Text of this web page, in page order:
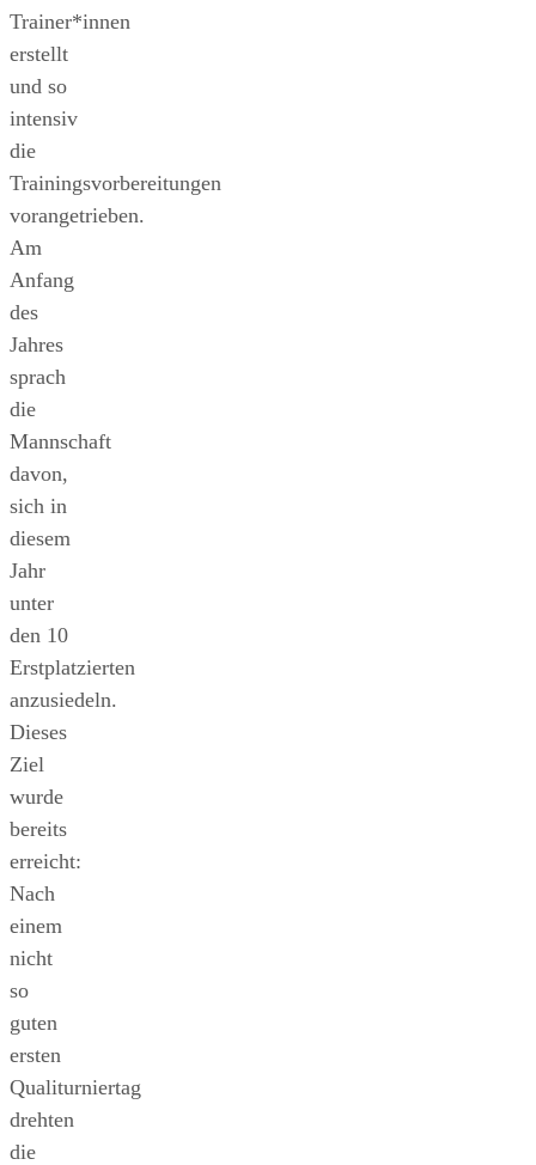
Trainer*innen
erstellt
und so
intensiv
die
Trainingsvorbereitungen
vorangetrieben.
Am
Anfang
des
Jahres
sprach
die
Mannschaft
davon,
sich in
diesem
Jahr
unter
den 10
Erstplatzierten
anzusiedeln.
Dieses
Ziel
wurde
bereits
erreicht:
Nach
einem
nicht
so
guten
ersten
Qualiturniertag
drehten
die